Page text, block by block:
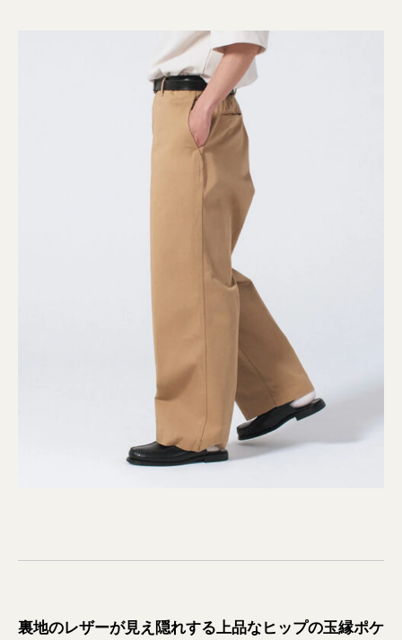
裏地のレザーが見え隠れする上品なヒップの玉縁ポケ